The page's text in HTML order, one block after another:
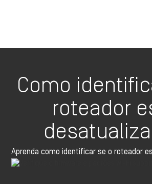
Como
roteador
Aprenda como identificar se o roteador